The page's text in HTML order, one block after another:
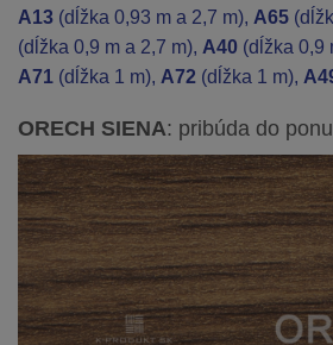
A13 (dĺžka 0,93 m a 2,7 m), A65
(dĺžka 0,9 m a 2,7 m), A40 (dĺžka 0,9
A71 (dĺžka 1 m), A72 (dĺžka 1 m),
ORECH SIENA: pribúda do